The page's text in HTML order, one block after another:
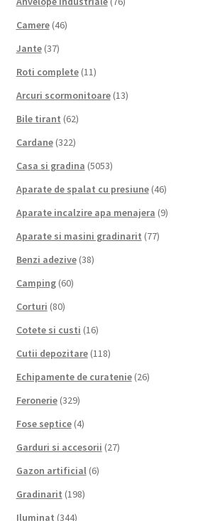
Camere (46)
Jante (37)
Roti complete (11)
Arcuri scormonitoare (13)
Bile tirant (62)
Cardane (322)
Casa si gradina (5053)
Aparate de spalat cu presiune (46)
Aparate incalzire apa menajera (9)
Aparate si masini gradinarit (77)
Benzi adezive (38)
Camping (60)
Corturi (80)
Cotete si custi (16)
Cutii depozitare (118)
Echipamente de curatenie (26)
Feronerie (329)
Fose septice (4)
Garduri si accesorii (27)
Gazon artificial (6)
Gradinarit (198)
Iluminat (344)